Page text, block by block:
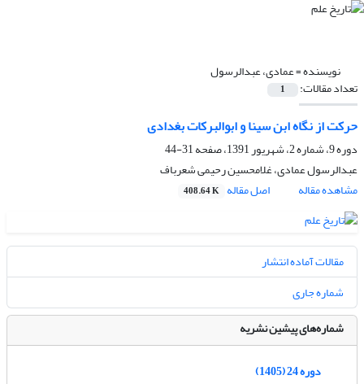
نویسنده =عمادی، عبدالرسول
تعداد مقالات: 1
حرکت از نگاه ابن سینا و ابوالبرکات بغدادی
دوره 9، شماره 2، شهریور 1391، صفحه
31-44
عبدالرسول عمادی، غلامحسین رحیمی شعرباف
مشاهده مقاله
اصل مقاله 408.64 K
مقالات آماده انتشار
شماره جاری
شماره‌های پیشین نشریه
دوره 24 (1405)